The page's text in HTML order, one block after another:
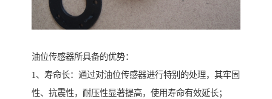
油位传感器所具备的优势：
1、寿命长：通过对油位传感器进行特别的处理，其牢固
性、抗震性，耐压性显著提高，使用寿命有效延长；